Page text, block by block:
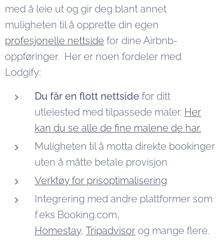
med å leie ut og gir deg blant annet
muligheten til å opprette din egen
profesjonelle nettside for dine Airbnb-
oppføringer. Her er noen fordeler med
Lodgify:
Du får en flott nettside for ditt
utleiested med tilpassede maler. Her
kan du se alle de fine malene de har.
Muligheten til å motta direkte bookinger
uten å måtte betale provisjon
Verktøy for prisoptimalisering
Integrering med andre plattformer som
f.eks Booking.com,
Homestay, Tripadvisor og mange flere.